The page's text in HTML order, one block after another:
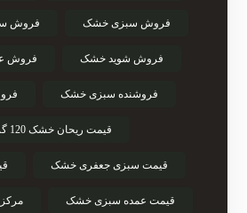
فروش سبزی خشک فروش
فروش شوید خشک فروش
فروشنده سبزی خشک
قیمت ریحان خشک 120 گرمی
قیمت سبزی جعفری خشک
قیمت عمده سبزی خشک